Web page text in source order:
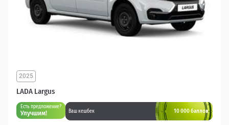
LADA Largus
2025
Есть предложение?
Улучшим! Ваш кешбек 10 000 баллов